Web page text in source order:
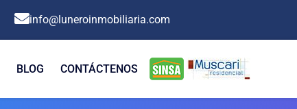
info@luneroinmobiliaria.com
BLOG CONTÁCTENOS